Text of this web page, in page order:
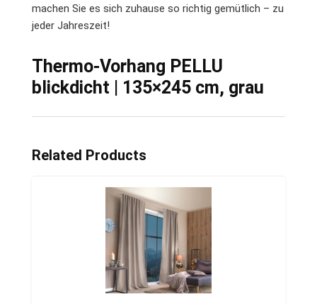
machen Sie es sich zuhause so richtig gemütlich – zu
jeder Jahreszeit!
Thermo-Vorhang PELLU
blickdicht | 135×245 cm, grau
Related Products